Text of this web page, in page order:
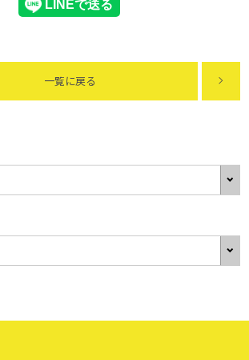
一覧に戻る